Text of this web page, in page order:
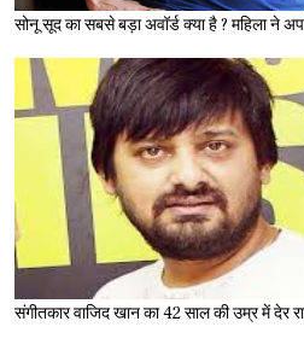
सोनू सूद का सबसे बड़ा अवॉर्ड
संगीतकार वाजिद खान का 42 साल की